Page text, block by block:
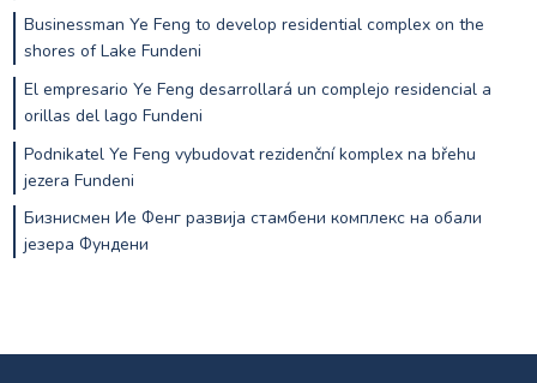
Businessman Ye Feng to develop residential complex on the
shores of Lake Fundeni
El empresario Ye Feng desarrollará un complejo residencial a
orillas del lago Fundeni
Podnikatel Ye Feng vybudovat rezidenční komplex na břehu
jezera Fundeni
Бизнисмен Ие Фенг развија стамбени комплекс на обали
језера Фундени